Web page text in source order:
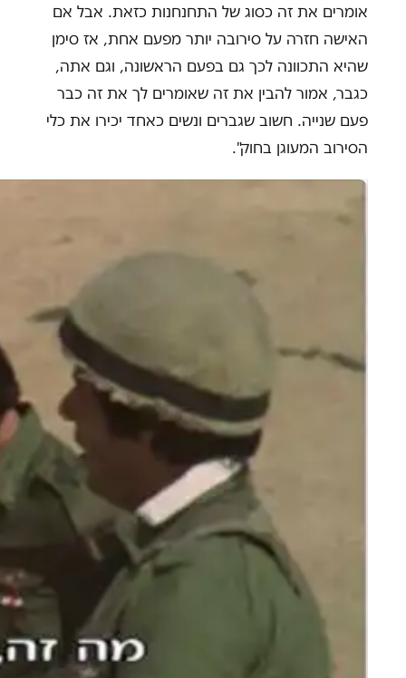
אומרים את זה כסוג של התחנחנות כזאת. אבל אם
האישה חזרה על סירובה יותר מפעם אחת, אז סימן
שהיא התכוונה לכך גם בפעם הראשונה, וגם אתה,
כגבר, אמור להבין את זה שאומרים לך את זה כבר
פעם שנייה. חשוב שגברים ונשים כאחד יכירו את כלי
הסירוב המעוגן בחוק".